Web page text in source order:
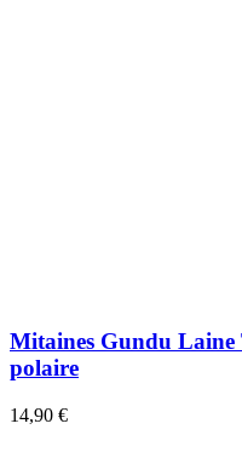
Mitaines Gundu Laine
polaire
14,90 €